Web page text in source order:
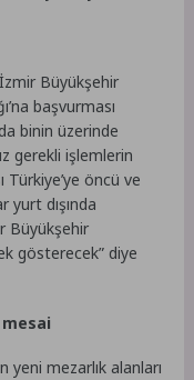
Büyükşehir
başvurması
binin üzerinde
gerekli işlemlerin
Türkiye’ye öncü ve
yurt dışında
Büyükşehir
gösterecek” diye
yeni mezarlık alanları